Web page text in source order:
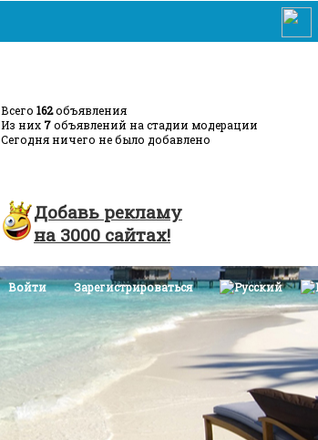
Всего 162объявления
Из них 7объявлений на стадии модерации
Сегодня ничего не было добавлено
Добавь рекламу
на 3000 сайтах!
Войти Зарегистрироваться